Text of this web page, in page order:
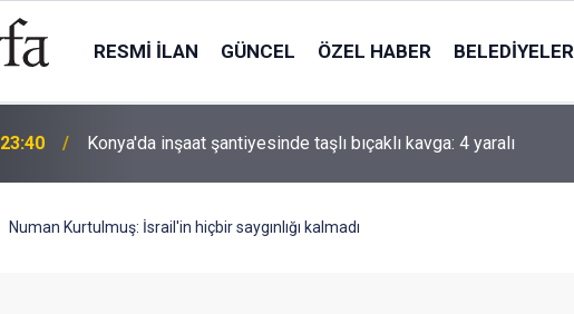
RESMI İLAN GÜNCEL ÖZEL HABER BELEDIYELER
23:09
kurma kararı aldık
Numan Kurtulmuş: İsrail'in hiçbir saygınlığı kalmadı